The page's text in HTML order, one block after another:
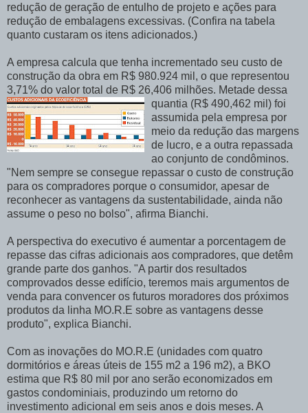
redução de geração de entulho de projeto e ações para
redução de embalagens excessivas. (Confira na tabela
quanto custaram os itens adicionados.)
A empresa calcula que tenha incrementado seu custo de
construção da obra em R$ 980.924 mil, o que representou
3,71% do valor total de R$ 26,406 milhões. Metade dessa
quantia (R$ 490,462 mil) foi
assumida pela empresa por
meio da redução das margens
de lucro, e a outra repassada
ao conjunto de condôminos.
"Nem sempre se consegue repassar o custo de construção
para os compradores porque o consumidor, apesar de
reconhecer as vantagens da sustentabilidade, ainda não
assume o peso no bolso", afirma Bianchi.
A perspectiva do executivo é aumentar a porcentagem de
repasse das cifras adicionais aos compradores, que detêm
grande parte dos ganhos. "A partir dos resultados
comprovados desse edifício, teremos mais argumentos de
venda para convencer os futuros moradores dos próximos
produtos da linha MO.R.E sobre as vantagens desse
produto", explica Bianchi.
Com as inovações do MO.R.E (unidades com quatro
dormitórios e áreas úteis de 155 m2 a 196 m2), a BKO
estima que R$ 80 mil por ano serão economizados em
gastos condominiais, produzindo um retorno do
investimento adicional em seis anos e dois meses. A